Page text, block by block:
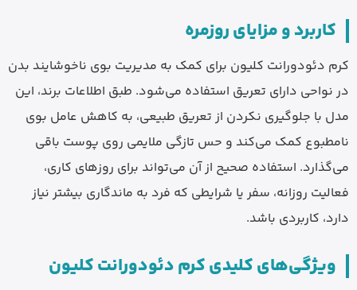
کاربرد و مزایای روزمره
کرم دئودورانت کلیون برای کمک به مدیریت بوی ناخوشایند بدن
در نواحی دارای تعریق استفاده می‌شود. طبق اطلاعات برند، این
مدل با جلوگیری نکردن از تعریق طبیعی، به کاهش عامل بوی
نامطبوع کمک می‌کند و حس تازگی ملایمی روی پوست باقی
می‌گذارد. استفاده صحیح از آن می‌تواند برای روزهای کاری،
فعالیت روزانه، سفر یا شرایطی که فرد به ماندگاری بیشتر نیاز
دارد، کاربردی باشد.
ویژگی‌های کلیدی کرم دئودورانت کلیون